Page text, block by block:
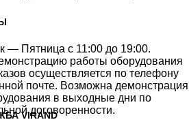
— Пятница с 11:00 до 19:00.
работы оборудования
осуществляется по телефону
почте. Возможна демонстрация
в выходные дни по
договоренности.
VIRAND